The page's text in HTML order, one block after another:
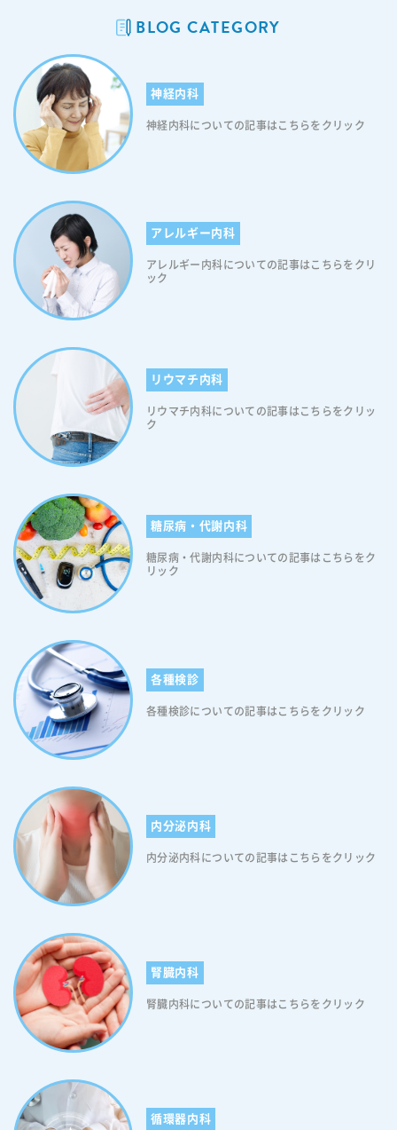
ontent: ""; position: absolute; top: 52%; -webkit-transform: translat
eY(-50%); transform: translateY(-50%); right: 10px; background-im
age: url("https://itaya-naika.co.jp/static/user/images/common/icon
_link_w.svg"); width: 15px; height: 15px; background-size: contain;
display: inline-block; } 当日の順番予約はこちらから 【目次】 喉・口
まわりに帯状疱疹が現れるしくみ 帯状疱疹による喉の痛みの特徴｜風邪
との見分け方 口の中・唇・舌に出る帯状疱疹の初期症状 咳・吐き気は
耳・目もチェック 喉・口まわりの帯状疱疹は何科を受診すべきか まと
め｜喉や口の症状を風邪と決めつけず早期受診を 喉・口まわりに帯状
疱疹が現れるしくみ 帯状疱疹は体のどこにでも発症する可能性がある感
染症です。中でも喉や口まわりは、初期症状が他の病気と見分けにく
く、見逃されやすい部位として知られています。ここでは、喉・口まわ
りに帯状疱疹が現れるしくみについて詳しく解説します。 帯状疱疹は
喉・口の中・唇・首まわりにも症状が出ることがある 帯状疱疹は、過去
帯状疱疹ウイルス）が、免疫力の低下をきっかけに再活性化することで
発症します。ウイルスは神経節に潜伏しているため、再活性化した際に
は特定の神経の走行に沿って症状が現れるのが特徴です。顔面から喉・
口まわりにかけては、主に三叉神経と頸部の神経がそれぞれ支配してい
ます。三叉神経は顔面・口の中・唇・歯肉などを広くカバーしており、
頸部の神経は首から喉にかけての領域を支配しています。そのため、こ
点も、帯状疱疹の大きな特徴です。 風邪・口内炎・逆流性食道炎と混同
されやすい 喉・口まわりに発症する帯状疱疹の初期症状は、喉の痛みや
口の中の違和感から始まることが多く、一般的な風邪や口内炎と非常に
似ています。そのため、患者自身が帯状疱疹と認識できないまま、受診
が遅れてしまうケースが少なくありません。例えば、初期症状として喉
の痛みや軽い発熱が現れた場合、多くの患者は風邪と判断してしまいま
すく、喉の奥に違和感や灼熱感がある場合には逆流性食道炎と誤解され
ることもあります。咳や吐き気を伴うケースでは、さらに別の疾患を疑
ってしまうことも考えられます。なお、発疹が現れる前の段階では皮膚
所見がないため、医療機関でも診断が難しい部位です。喉や口まわりに
原因不明の強い痛みや違和感が続く場合は、帯状疱疹の可能性も念頭に
置いて、速やかに医療機関を受診してください。 喉・口まわりの帯状疱
疹は、三叉神経や頸部の神経に沿って症状が現れます。初期症状が風邪
ある部位です。片側性の喉の痛みや口の中の違和感が続く場合は、早め
に医療機関へ相談してください。なお、帯状疱疹の発症メカニズムや全
身の初期症状については、「帯状疱疹の初期症状とは｜発疹が出る前の
痛み・期間・受診タイミングを医師が解説」でさらに詳しく解説してい
ますので、あわせて参考にしてください。 帯状疱疹による喉の痛みの
特徴｜風邪との見分け方 喉の痛みは風邪でもよく見られる症状ですが、
帯状疱疹が原因となっている場合もあります。両者は初期症状が似てい
ります。ここでは、帯状疱疹による喉の痛みの特徴と、風邪との見分け
方について解説します。 帯状疱疹による喉の痛みは片側のみに生じる
風邪による喉の痛みは、喉全体に炎症が広がるため、左右両側に痛みを
感じることがほとんどです。一方、帯状疱疹による喉の痛みは、ウイル
スが潜伏していた神経の走行に沿って症状が現れるため、明確に片側だ
けに限局するのが大きな特徴です。「右側の喉だけが痛む」「左側の扁
桃腺あたりだけに違和感がある」といった場合は、風邪よりも帯状疱疹
に水疱・ただれが生じている場合は、帯状疱疹の可能性がさらに高まり
ます。片側性という点は、診断における最大の鑑別ポイントとして覚え
ておいてください。 ピリピリ・ズキズキした神経痛様の痛みが続く場合
BLOG CATEGORY
神経内科
神経内科についての記事はこちらをクリック
アレルギー内科
アレルギー内科についての記事はこちらをクリ
ック
リウマチ内科
リウマチ内科についての記事はこちらをクリッ
ク
糖尿病・代謝内科
糖尿病・代謝内科についての記事はこちらをク
リック
各種検診
各種検診についての記事はこちらをクリック
内分泌内科
内分泌内科についての記事はこちらをクリック
腎臓内科
腎臓内科についての記事はこちらをクリック
循環器内科